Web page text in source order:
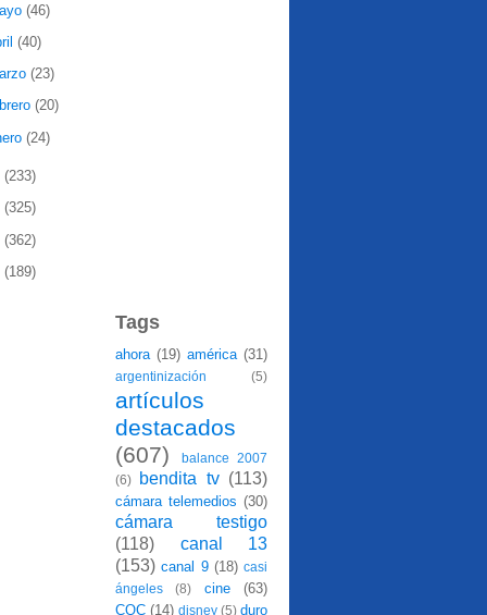
(46)
(40)
(23)
(20)
(24)
(233)
(325)
(362)
(189)
Tags
ahora (19) américa (31)
argentinización (5)
artículos
destacados
(607)
balance 2007
(6)
bendita tv (113)
cámara telemedios (30)
cámara testigo
(118)
canal 13
(153) canal 9 (18) casi
ángeles
(8) cine
(63)
CQC (14) disney (5) duro